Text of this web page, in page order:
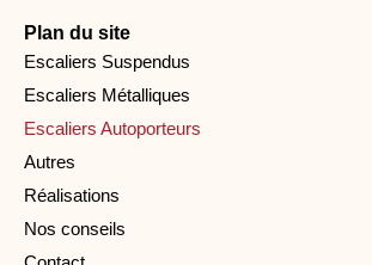
Plan du site
Escaliers Suspendus
Escaliers Métalliques
Escaliers Autoporteurs
Autres
Réalisations
Nos conseils